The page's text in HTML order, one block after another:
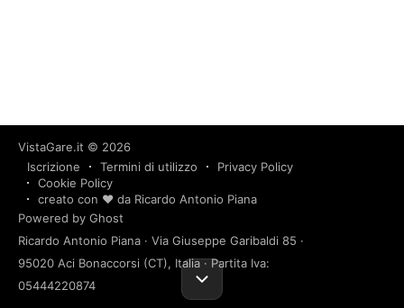
VistaGare.it © 2026
Iscrizione
Termini di utilizzo
Privacy Policy
Cookie Policy
creato con ❤️ da Ricardo Antonio Piana
Powered by Ghost
Ricardo Antonio Piana · Via Giuseppe Garibaldi 85 ·
95020 Aci Bonaccorsi (CT), Italia · Partita Iva:
05444220874